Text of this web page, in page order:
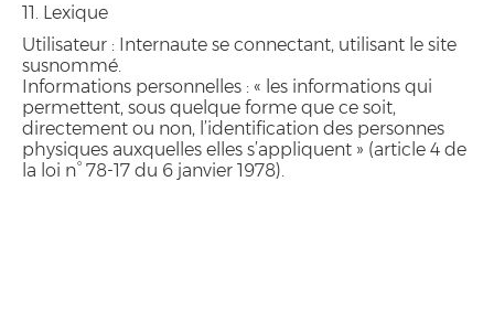
11. Lexique
Utilisateur : Internaute se connectant, utilisant le site
susnommé.
Informations personnelles : « les informations qui
permettent, sous quelque forme que ce soit,
directement ou non, l’identification des personnes
physiques auxquelles elles s’appliquent » (article 4 de
la loi n° 78-17 du 6 janvier 1978).